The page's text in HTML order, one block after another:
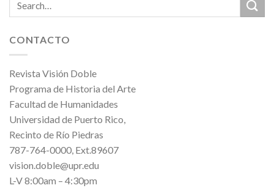
CONTACTO
Revista Visión Doble
Programa de Historia del Arte
Facultad de Humanidades
Universidad de Puerto Rico,
Recinto de Río Piedras
787-764-0000, Ext.89607
vision.doble@upr.edu
L-V 8:00am – 4:30pm